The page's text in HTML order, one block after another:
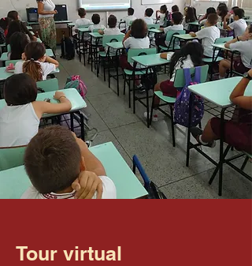
Tour virtual